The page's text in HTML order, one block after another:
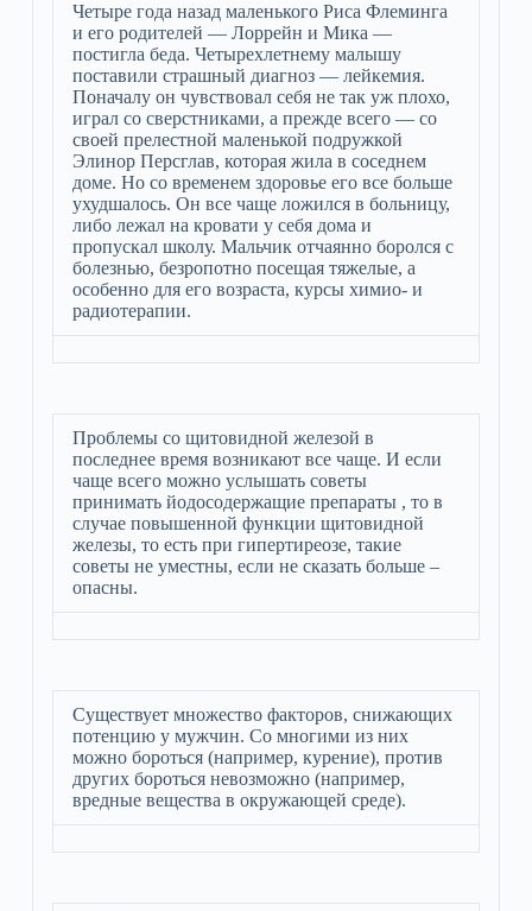
Четыре года назад маленького Риса Флеминга
и его родителей — Лоррейн и Мика —
постигла беда. Четырехлетнему малышу
поставили страшный диагноз — лейкемия.
Поначалу он чувствовал себя не так уж плохо,
играл со сверстниками, а прежде всего — со
своей прелестной маленькой подружкой
Элинор Персглав, которая жила в соседнем
доме. Но со временем здоровье его все больше
ухудшалось. Он все чаще ложился в больницу,
либо лежал на кровати у себя дома и
пропускал школу. Мальчик отчаянно боролся с
болезнью, безропотно посещая тяжелые, а
особенно для его возраста, курсы химио- и
радиотерапии.
Проблемы со щитовидной железой в
последнее время возникают все чаще. И если
чаще всего можно услышать советы
принимать йодосодержащие препараты , то в
случае повышенной функции щитовидной
железы, то есть при гипертиреозе, такие
советы не уместны, если не сказать больше –
опасны.
Существует множество факторов, снижающих
потенцию у мужчин. Со многими из них
можно бороться (например, курение), против
других бороться невозможно (например,
вредные вещества в окружающей среде).